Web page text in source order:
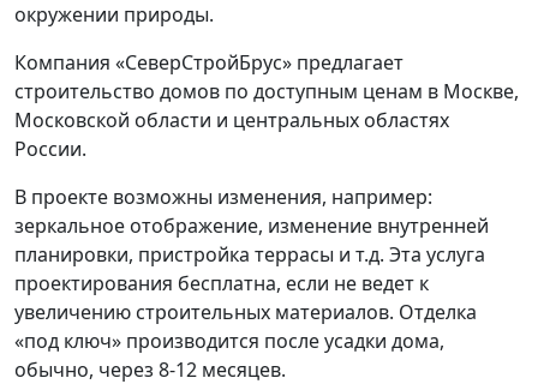
окружении природы.
Компания «СеверСтройБрус» предлагает
строительство домов по доступным ценам в Москве,
Московской области и центральных областях
России.
В проекте возможны изменения, например:
зеркальное отображение, изменение внутренней
планировки, пристройка террасы и т.д. Эта услуга
проектирования бесплатна, если не ведет к
увеличению строительных материалов. Отделка
«под ключ» производится после усадки дома,
обычно, через 8-12 месяцев.